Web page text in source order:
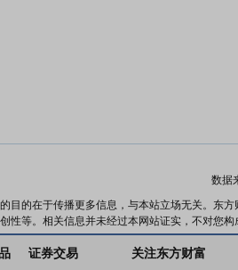
数据
目的在于传播更多信息，与本站立场无关。东
性等。相关信息并未经过本网站证实，不对您
证券交易 关注东方财富